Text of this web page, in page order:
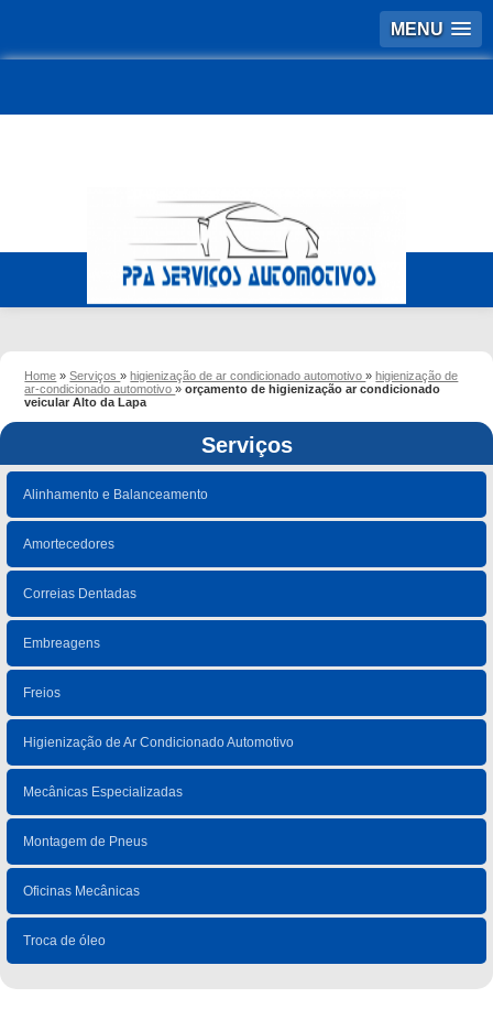
MENU
Home »Serviços»higienização de ar condicionado automotivo»higienização de
ar-condicionado automotivo»orçamento de higienização ar condicionado
veicular Alto da Lapa
Serviços
Alinhamento e Balanceamento
Amortecedores
Correias Dentadas
Embreagens
Freios
Higienização de Ar Condicionado Automotivo
Mecânicas Especializadas
Montagem de Pneus
Oficinas Mecânicas
Troca de óleo